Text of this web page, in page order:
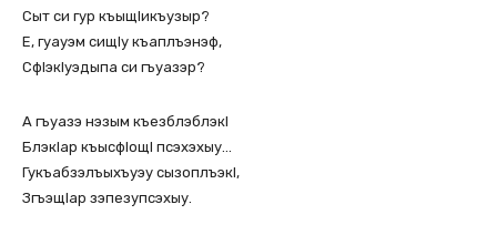
Сыт си гур къыщIикъузыр?
Е, гуауэм сищIу къаплъэнэф,
СфIэкIуэдыпа си гъуазэр?
А гъуазэ нэзым къезблэблэкI
БлэкIар къысфIощI псэхэхыу…
Гукъабзэлъыхъуэу сызоплъэкI,
ЗгъэщIар зэпезупсэхыу.